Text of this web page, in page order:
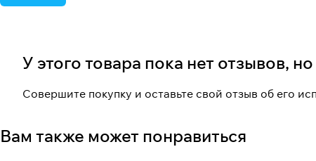
У этого товара пока нет отзывов,
Совершите покупку и оставьте свой отзыв об его
Вам также может понравиться